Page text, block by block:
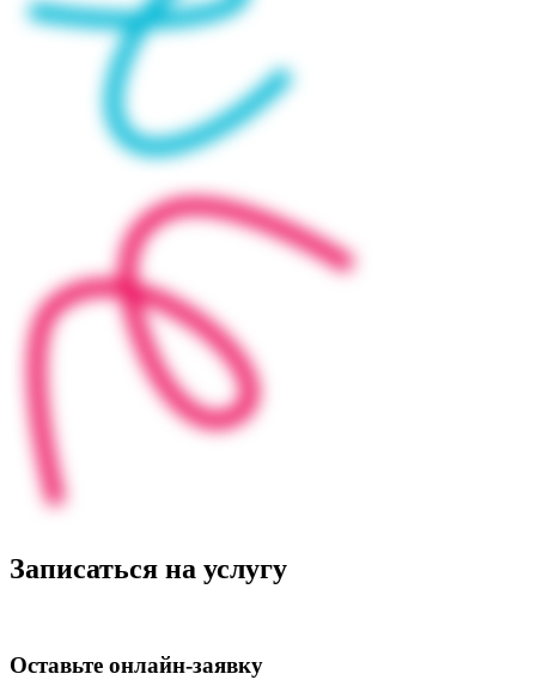
Записаться на услугу
Оставьте онлайн‑заявку